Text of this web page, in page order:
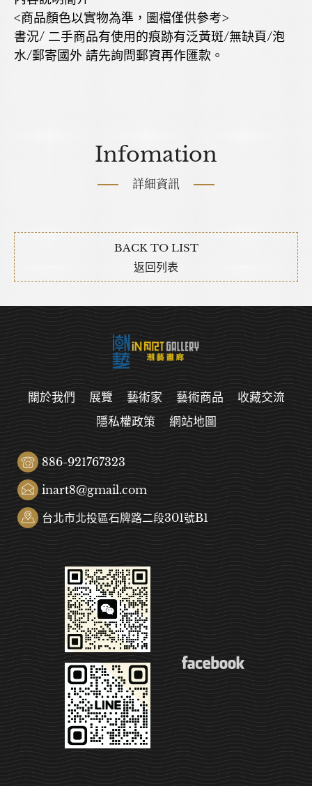
<商品顏色以實物為準，圖檔僅供參考>
書況/ 二手商品有使用的痕跡有泛黃斑/無缺頁/泡
水/郵寄國外 請先詢問郵資再作匯款。
Infomation
詳細資訊
BACK TO LIST
返回列表
關於我們 展覽 藝術家 藝術商品
收藏交流
隱私權政策
網站地圖
886-921767323
inart8@gmail.com
台北市北投區石牌路二段301號B1